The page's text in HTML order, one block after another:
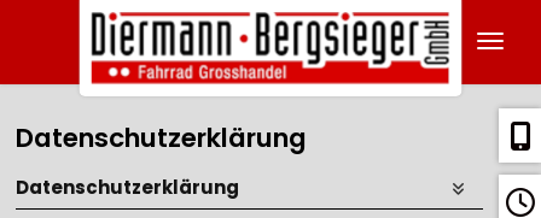
Datenschutzerklärung
Datenschutzerklärung